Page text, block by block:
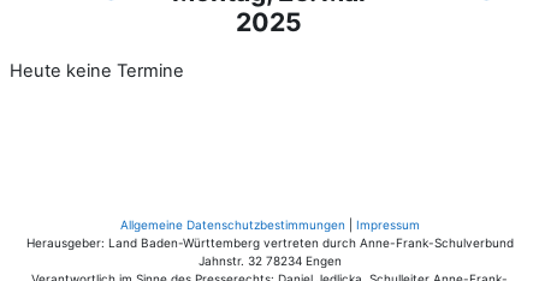
2025
Heute keine Termine
Allgemeine Datenschutzbestimmungen
Impressum
Herausgeber: Land Baden-Württemberg vertreten durch Anne-Frank-Schulverbund
Jahnstr. 32 78234 Engen